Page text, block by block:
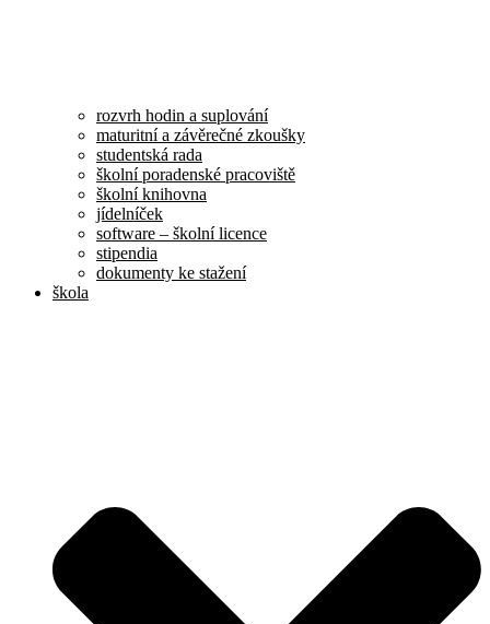
rozvrh hodin a suplování
maturitní a závěrečné zkoušky
studentská rada
školní poradenské pracoviště
školní knihovna
jídelníček
software – školní licence
stipendia
dokumenty ke stažení
škola